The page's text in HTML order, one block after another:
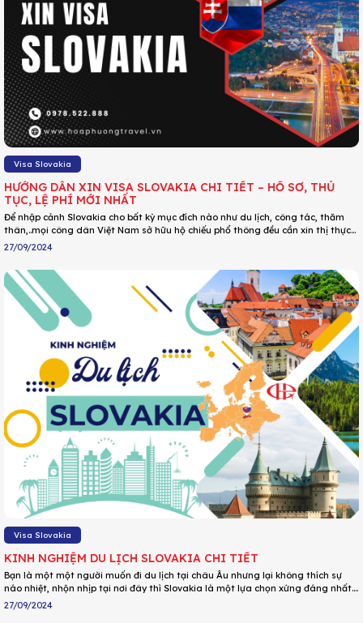
Visa Slovakia
HƯỚNG DẪN XIN VISA SLOVAKIA CHI TIẾT – HỒ SƠ, THỦ
TỤC, LỆ PHÍ MỚI NHẤT
Để nhập cảnh Slovakia cho bất kỳ mục đích nào như du lịch, công tác, thăm
thân,..mọi công dân Việt Nam sở hữu hộ chiếu phổ thông đều cần xin thị thực
phù hợp. Dưới đây là những hướng dẫn chi tiết khi xin visa Slovakia cho người
27/09/2024
Visa Slovakia
KINH NGHIỆM DU LỊCH SLOVAKIA CHI TIẾT
Bạn là một một người muốn đi du lịch tại châu Âu nhưng lại không thích sự
náo nhiệt, nhộn nhịp tại nơi đây thì Slovakia là một lựa chọn xứng đáng nhất.
Nơi đây mang đến một trải nghiệm yên bình nhưng vẫn mang dáng dấp uy
nghiêm, tráng lệ của những tòa thành thời trung cổ. Và để có được chuyến du
27/09/2024